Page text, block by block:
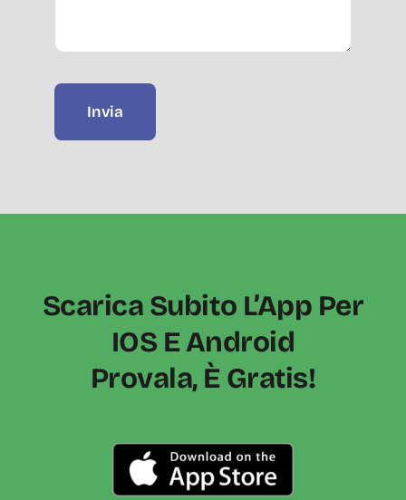
Invia
Scarica Subito L’App Per
IOS E Android
Provala, È Gratis!